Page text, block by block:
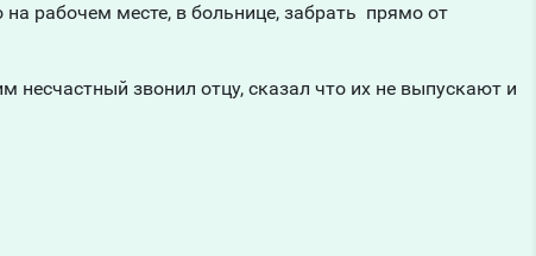
рабочем месте, в больнице, забрать прямо от
несчастный звонил отцу, сказал что их не выпускают и